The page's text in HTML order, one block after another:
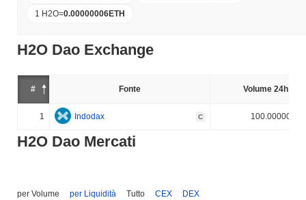
1 H2O=0.00000006ETH
H2O Dao Exchange
# Fonte Volume 24h (%)
1 Indodax C 100.000000%
H2O Dao Mercati
per Volume per Liquidità Tutto CEX DEX